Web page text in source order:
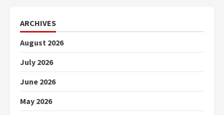
ARCHIVES
August 2026
July 2026
June 2026
May 2026